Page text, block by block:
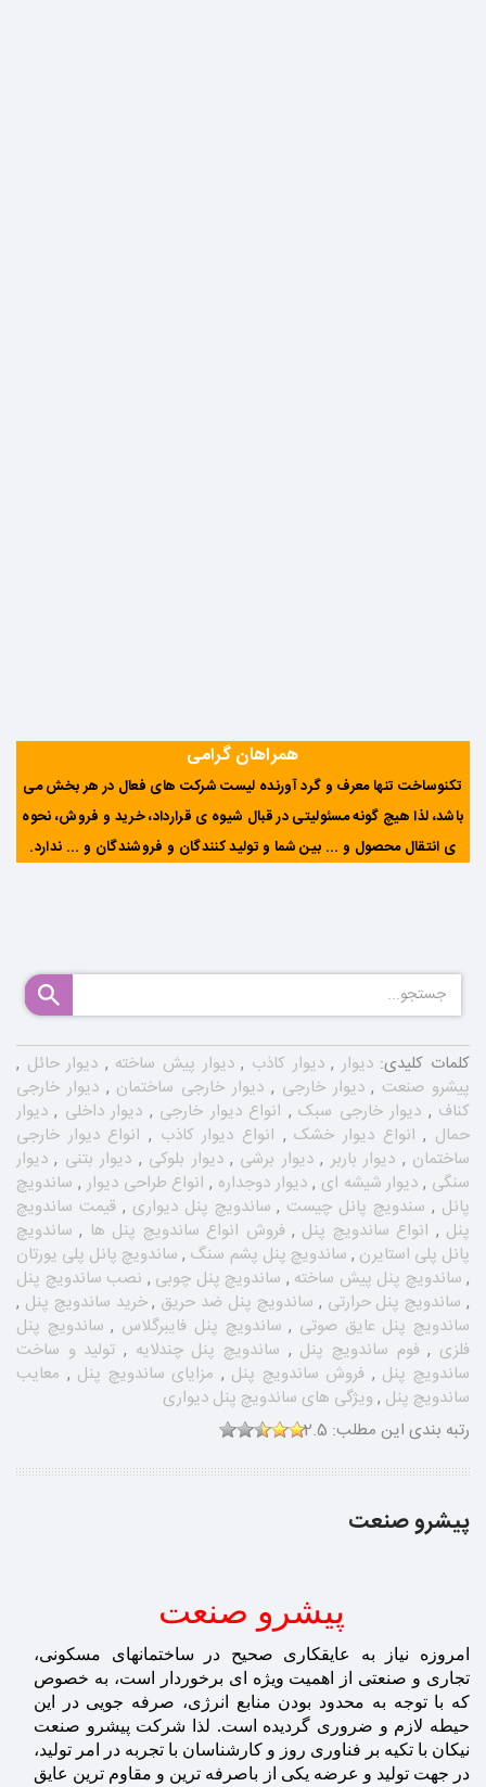
همراهان گرامی
تکنوساخت تنها معرف و گرد آورنده لیست شرکت های فعال در هر بخش می
باشد، لذا هیچ گونه مسئولیتی در قبال شیوه ی قرارداد، خرید و فروش، نحوه
ی انتقال محصول و ... بین شما و تولید کنندگان و فروشندگان و ... ندارد.
کلمات کلیدی:دیوار ,دیوار کاذب ,دیوار پیش ساخته , دیوار حائل ,
پیشرو صنعت ,دیوار خارجی , دیوار خارجی ساختمان ,دیوار خارجی
کناف , دیوار خارجی سبک , انواع دیوار خارجی , دیوار داخلی , دیوار
حمال , انواع دیوار خشک , انواع دیوار کاذب , انواع دیوار خارجی
ساختمان , دیوار باربر ,دیوار برشی ,دیوار بلوکی , دیوار بتنی , دیوار
سنگی , دیوار شیشه ای ,دیوار دوجداره , انواع طراحی دیوار , ساندویچ
پانل , سندویچ پانل چیست , ساندویچ پنل دیواری ,قیمت ساندویچ
پنل , انواع ساندویچ پنل ,فروش انواع ساندویچ پنل ها , ساندویچ
پانل پلی استایرن , ساندویچ پنل پشم سنگ , ساندویچ پانل پلی یورتان
, ساندویچ پنل پیش ساخته , ساندویچ پنل چوبی , نصب ساندویچ پنل
, ساندویچ پنل حرارتی , ساندویچ پنل ضد حریق ,خرید ساندویچ پنل ,
ساندویچ پنل عایق صوتی , ساندویچ پنل فایبرگلاس , ساندویچ پنل
فلزی ,فوم ساندویچ پنل , ساندویچ پنل چندلایه , تولید و ساخت
ساندویچ پنل , فروش ساندویچ پنل , مزایای ساندویچ پنل , معایب
ساندویچ پنل , ویژگی های ساندویچ پنل دیواری
رتبه بندی این مطلب: 2.5
پیشرو صنعت
پیشرو صنعت
امروزه نیاز به عایقکاری صحیح در ساختمانهای مسکونی،
تجاری و صنعتی از اهمیت ویژه ای برخوردار است، به خصوص
که با توجه به محدود بودن منابع انرژی، صرفه جویی در این
حیطه لازم و ضروری گردیده است. لذا شرکت پیشرو صنعت
نیکان با تکیه بر فناوری روز و کارشناسان با تجربه در امر تولید،
در جهت تولید و عرضه یکی از باصرفه ترین و مقاوم ترین عایق